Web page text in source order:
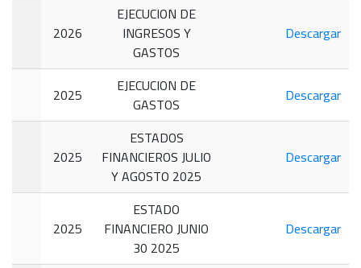
2026
EJECUCION DE
INGRESOS Y
GASTOS
Descargar
2025
EJECUCION DE
GASTOS
Descargar
2025
ESTADOS
FINANCIEROS JULIO
Y AGOSTO 2025
Descargar
2025
ESTADO
FINANCIERO JUNIO
30 2025
Descargar